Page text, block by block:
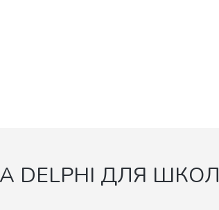
DELPHI ДЛЯ ШКОЛ